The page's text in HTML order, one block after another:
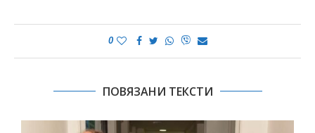
0
ПОВЯЗАНИ ТЕКСТИ